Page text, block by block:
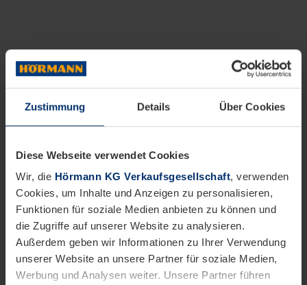
Zustimmung Details Über Cookies
Diese Webseite verwendet Cookies
Wir, die Hörmann KG Verkaufsgesellschaft, verwenden
Cookies, um Inhalte und Anzeigen zu personalisieren,
Funktionen für soziale Medien anbieten zu können und
die Zugriffe auf unserer Website zu analysieren.
Außerdem geben wir Informationen zu Ihrer Verwendung
unserer Website an unsere Partner für soziale Medien,
Werbung und Analysen weiter. Unsere Partner führen